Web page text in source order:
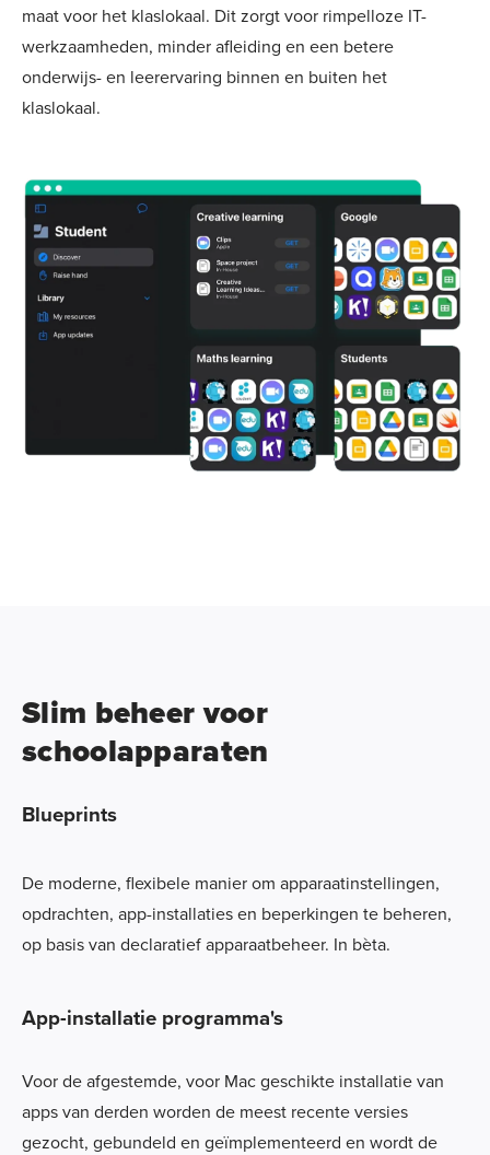
maat voor het klaslokaal. Dit zorgt voor rimpelloze IT-
werkzaamheden, minder afleiding en een betere
onderwijs- en leerervaring binnen en buiten het
klaslokaal.
Slim beheer voor
schoolapparaten
Blueprints
De moderne, flexibele manier om apparaatinstellingen,
opdrachten, app-installaties en beperkingen te beheren,
op basis van declaratief apparaatbeheer. In bèta.
App-installatie programma's
Voor de afgestemde, voor Mac geschikte installatie van
apps van derden worden de meest recente versies
gezocht, gebundeld en geïmplementeerd en wordt de